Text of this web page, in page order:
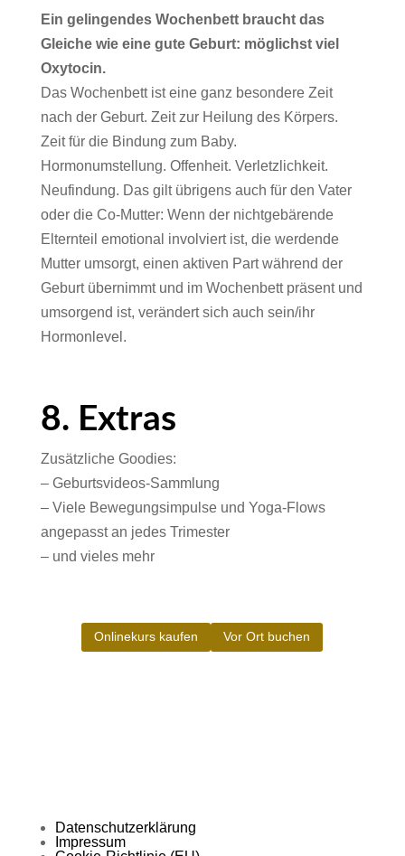
Ein gelingendes Wochenbett braucht das
Gleiche wie eine gute Geburt: möglichst viel
Oxytocin.
Das Wochenbett ist eine ganz besondere Zeit
nach der Geburt. Zeit zur Heilung des Körpers.
Zeit für die Bindung zum Baby.
Hormonumstellung. Offenheit. Verletzlichkeit.
Neufindung. Das gilt übrigens auch für den Vater
oder die Co-Mutter: Wenn der nichtgebärende
Elternteil emotional involviert ist, die werdende
Mutter umsorgt, einen aktiven Part während der
Geburt übernimmt und im Wochenbett präsent und
umsorgend ist, verändert sich auch sein/ihr
Hormonlevel.
8. Extras
Zusätzliche Goodies:
– Geburtsvideos-Sammlung
– Viele Bewegungsimpulse und Yoga-Flows
angepasst an jedes Trimester
– und vieles mehr
Onlinekurs kaufen Vor Ort buchen
Datenschutzerklärung
Impressum